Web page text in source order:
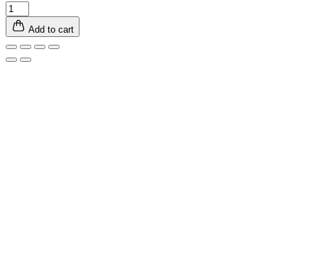
Brooch
Kebaya
-
BKIZ1008
(Silver)
Add to cart